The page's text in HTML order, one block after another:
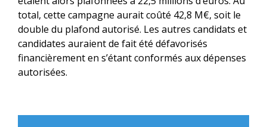
total, cette campagne aurait coûté 42,8 M€, soit le
double du plafond autorisé. Les autres candidats et
candidates auraient de fait été défavorisés
financièrement en s’étant conformés aux dépenses
autorisées.